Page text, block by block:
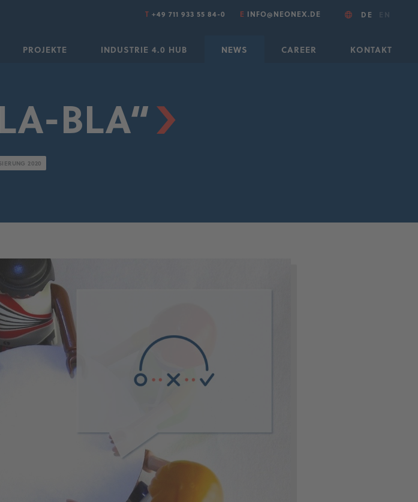
T +49 711 933 55 84-0 E INFO@NEONEX.DE DE
PROJEKTE INDUSTRIE 4.0 HUB NEWS CAREER KONTAKT
BLA“
2020